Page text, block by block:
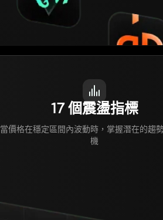
17 個震盪指標
當價格在穩定區間內波動時，掌握潛在的趨
機